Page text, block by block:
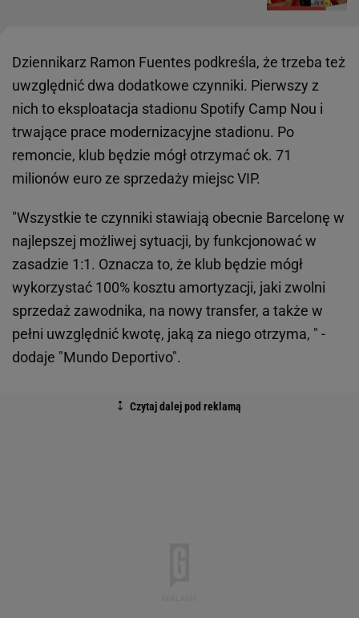
Dziennikarz Ramon Fuentes podkreśla, że trzeba też
uwzględnić dwa dodatkowe czynniki. Pierwszy z
nich to eksploatacja stadionu Spotify Camp Nou i
trwające prace modernizacyjne stadionu. Po
remoncie, klub będzie mógł otrzymać ok. 71
milionów euro ze sprzedaży miejsc VIP.
"Wszystkie te czynniki stawiają obecnie Barcelonę w
najlepszej możliwej sytuacji, by funkcjonować w
zasadzie 1:1. Oznacza to, że klub będzie mógł
wykorzystać 100% kosztu amortyzacji, jaki zwolni
sprzedaż zawodnika, na nowy transfer, a także w
pełni uwzględnić kwotę, jaką za niego otrzyma, " -
dodaje "Mundo Deportivo".